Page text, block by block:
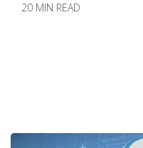
20 MIN READ